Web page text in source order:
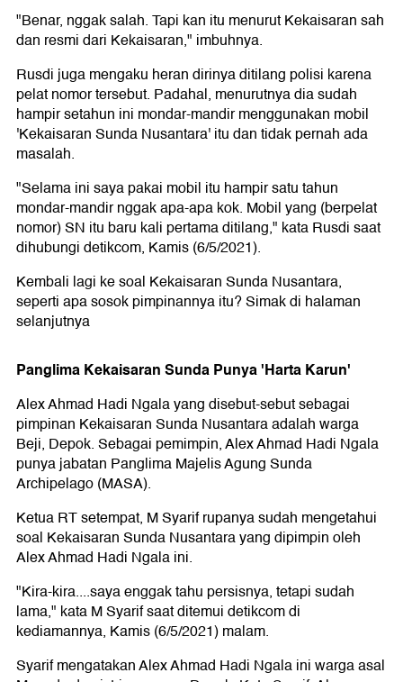
"Benar, nggak salah. Tapi kan itu menurut Kekaisaran sah
dan resmi dari Kekaisaran," imbuhnya.
Rusdi juga mengaku heran dirinya ditilang polisi karena
pelat nomor tersebut. Padahal, menurutnya dia sudah
hampir setahun ini mondar-mandir menggunakan mobil
'Kekaisaran Sunda Nusantara' itu dan tidak pernah ada
masalah.
"Selama ini saya pakai mobil itu hampir satu tahun
mondar-mandir nggak apa-apa kok. Mobil yang (berpelat
nomor) SN itu baru kali pertama ditilang," kata Rusdi saat
dihubungi detikcom, Kamis (6/5/2021).
Kembali lagi ke soal Kekaisaran Sunda Nusantara,
seperti apa sosok pimpinannya itu? Simak di halaman
selanjutnya
Panglima Kekaisaran Sunda Punya 'Harta Karun'
Alex Ahmad Hadi Ngala yang disebut-sebut sebagai
pimpinan Kekaisaran Sunda Nusantara adalah warga
Beji, Depok. Sebagai pemimpin, Alex Ahmad Hadi Ngala
punya jabatan Panglima Majelis Agung Sunda
Archipelago (MASA).
Ketua RT setempat, M Syarif rupanya sudah mengetahui
soal Kekaisaran Sunda Nusantara yang dipimpin oleh
Alex Ahmad Hadi Ngala ini.
"Kira-kira....saya enggak tahu persisnya, tetapi sudah
lama," kata M Syarif saat ditemui detikcom di
kediamannya, Kamis (6/5/2021) malam.
Syarif mengatakan Alex Ahmad Hadi Ngala ini warga asal